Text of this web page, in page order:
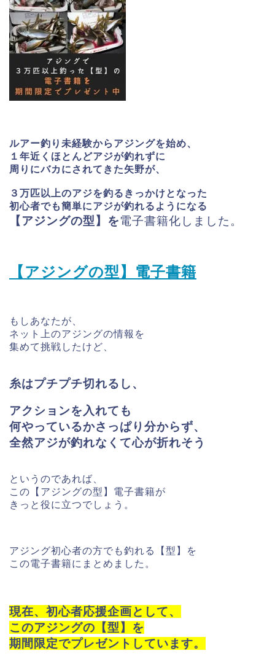
ルアー釣り未経験からアジングを始め、
１年近くほとんどアジが釣れずに
周りにバカにされてきた矢野が、
３万匹以上のアジを釣るきっかけとなった
初心者でも簡単にアジが釣れるようになる
【アジングの型】を電子書籍化しました。
【アジングの型】電子書籍
もしあなたが、
ネット上のアジングの情報を
集めて挑戦したけど、
糸はプチプチ切れるし、
アクションを入れても
何やっているかさっぱり分からず、
全然アジが釣れなくて心が折れそう
というのであれば、
この【アジングの型】電子書籍が
きっと役に立つでしょう。
アジング初心者の方でも釣れる【型】を
この電子書籍にまとめました。
現在、初心者応援企画として、
このアジングの【型】を
期間限定でプレゼントしています。